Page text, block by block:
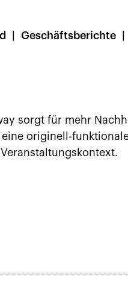
Geschäftsberichte
sorgt für mehr
eine originell-